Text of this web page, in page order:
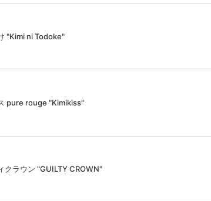
"Kimi ni Todoke"
pure rouge "Kimikiss"
クラウン "GUILTY CROWN"